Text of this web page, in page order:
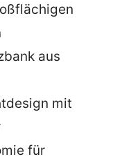
aus
mit
für